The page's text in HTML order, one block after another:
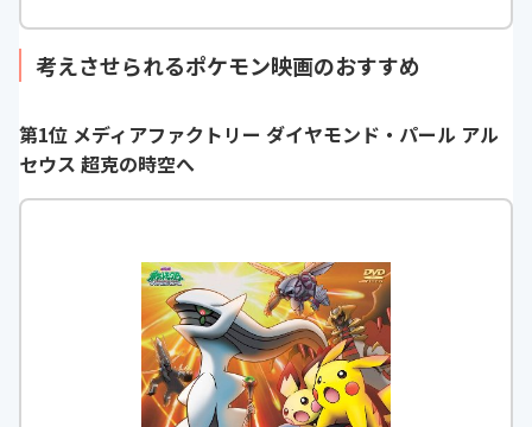
考えさせられるポケモン映画のおすすめ
第1位 メディアファクトリー ダイヤモンド・パール アル
セウス 超克の時空へ